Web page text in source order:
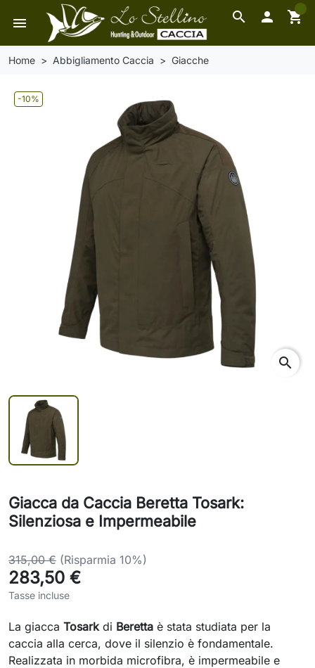
search
menu  shopping_cart
0
Home Abbigliamento Caccia Giacche
-10%
search
Giacca da Caccia Beretta Tosark:
Silenziosa e Impermeabile
315,00 € (Risparmia 10%)
283,50 €
Tasse incluse
La giacca Tosarkdi Beretta è stata studiata per la
caccia alla cerca, dove il silenzio è fondamentale.
Realizzata in morbida microfibra, è impermeabile e